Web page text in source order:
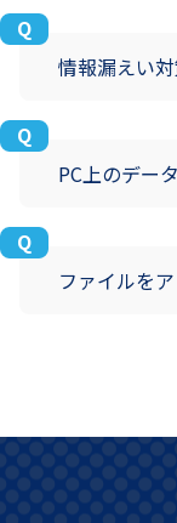
情報漏えい
PC上のデー
ファイルを